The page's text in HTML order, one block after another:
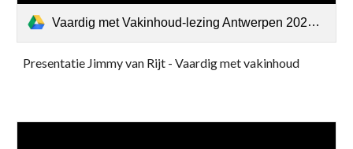
Vaardig met Vakinhoud-lezing Antwerpen 2023.pdf
Presentatie Jimmy van Rijt - Vaardig met vakinhoud